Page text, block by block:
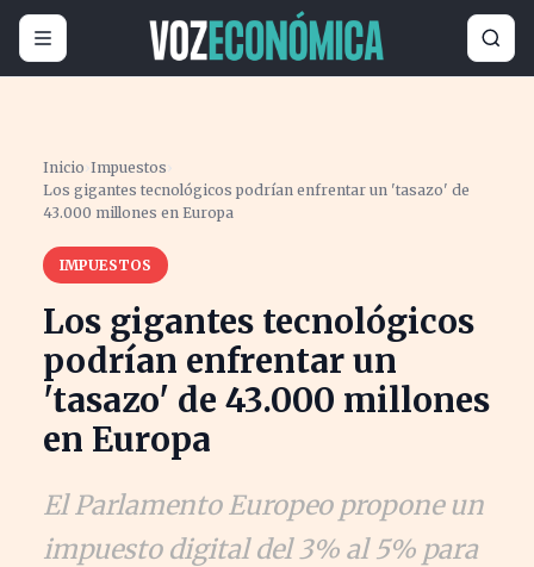
Inicio ›Impuestos ›
Los gigantes tecnológicos podrían enfrentar un 'tasazo' de
43.000 millones en Europa
IMPUESTOS
Los gigantes tecnológicos
podrían enfrentar un
'tasazo' de 43.000 millones
en Europa
El Parlamento Europeo propone un
impuesto digital del 3% al 5% para